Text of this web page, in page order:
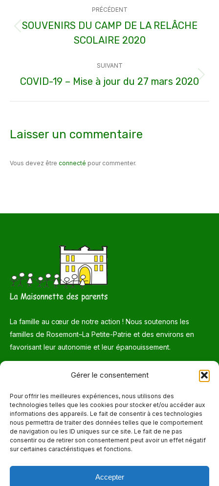
Gérer le consentement
Pour offrir les meilleures expériences, nous utilisons des
technologies telles que les cookies pour stocker et/ou accéder aux
informations des appareils. Le fait de consentir à ces technologies
nous permettra de traiter des données telles que le comportement
de navigation ou les ID uniques sur ce site. Le fait de ne pas
consentir ou de retirer son consentement peut avoir un effet négatif
sur certaines caractéristiques et fonctions.
Accepter
article
PRÉCÉDENT
Article
précédent
SOUVENIRS DU CAMP DE LA RELÂCHE
SCOLAIRE 2020
SUIVANT
Article
COVID-19 – Mise à jour du 27 mars 2020
Laisser un commentaire
Vous devez être connecté pour commenter.
La famille au cœur de notre action ! Nous soutenons les
familles de Rosemont–La Petite-Patrie et des environs en
favorisant leur autonomie et leur épanouissement.
Courriel
info@maisonnettedesparents.org
Trouvez nous sur :